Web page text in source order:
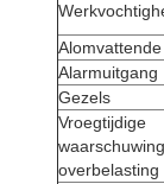
Alarmuitgang
Gezels
Vroegtijdige
overbelasting